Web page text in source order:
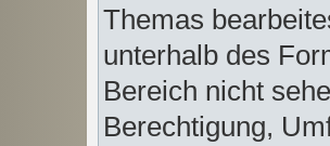
Themas
unterhalb des
Bereich nicht
Berechtigung,